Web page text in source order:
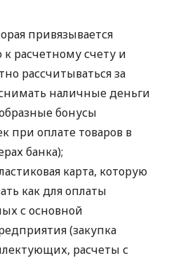
привязывается
расчетному счету и
рассчитываться за
наличные деньги
бонусы
при оплате товаров в
банка);
карта, которую
как для оплаты
с основной
(закупка
расчеты с